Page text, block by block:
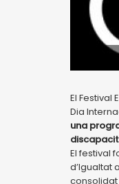
El
Dia
una
El festival
d’Igualtat
consolidat